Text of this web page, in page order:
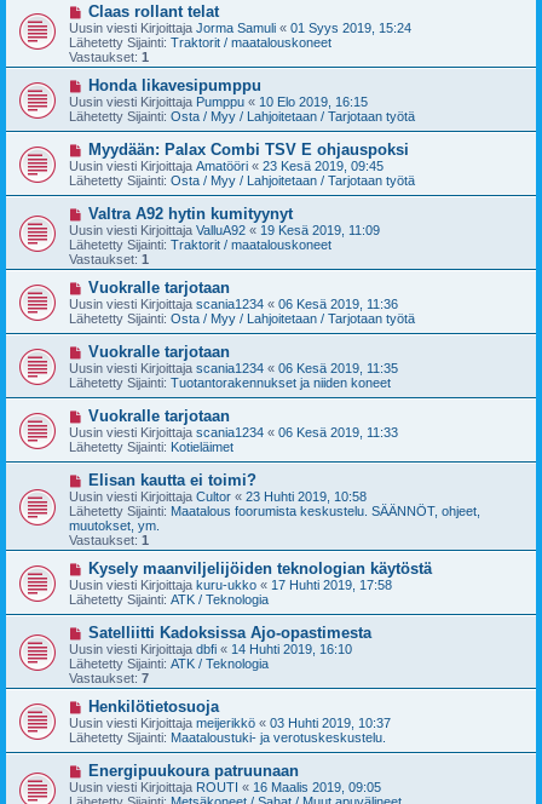
e
s
t
U
u
s
i
v
e
s
t
Claas rollant telat
Uusin viesti Kirjoittaja Jorma Samuli « 01 Syys 2019, 15:24
Lähetetty Sijainti: Traktorit / maatalouskoneet
Vastaukset: 1
U
u
s
i
v
e
s
t
Honda likavesipumppu
Uusin viesti Kirjoittaja Pumppu « 10 Elo 2019, 16:15
Lähetetty Sijainti: Osta / Myy / Lahjoitetaan / Tarjotaan työtä
U
u
s
i
v
e
s
t
Myydään: Palax Combi TSV E ohjauspoksi
Uusin viesti Kirjoittaja Amatööri « 23 Kesä 2019, 09:45
Lähetetty Sijainti: Osta / Myy / Lahjoitetaan / Tarjotaan työtä
U
u
s
i
v
s
t
Valtra A92 hytin kumityynyt
Uusin viesti Kirjoittaja ValluA92 « 19 Kesä 2019, 11:09
Lähetetty Sijainti: Traktorit / maatalouskoneet
Vastaukset: 1
U
u
s
i
v
e
s
t
Vuokralle tarjotaan
Uusin viesti Kirjoittaja scania1234 « 06 Kesä 2019, 11:36
Lähetetty Sijainti: Osta / Myy / Lahjoitetaan / Tarjotaan työtä
U
u
s
i
v
e
s
t
Vuokralle tarjotaan
Uusin viesti Kirjoittaja scania1234 « 06 Kesä 2019, 11:35
Lähetetty Sijainti: Tuotantorakennukset ja niiden koneet
U
u
s
i
v
e
s
t
i
Vuokralle tarjotaan
Uusin viesti Kirjoittaja scania1234 « 06 Kesä 2019, 11:33
Lähetetty Sijainti: Kotieläimet
U
u
s
i
v
i
e
s
t
i
Elisan kautta ei toimi?
Uusin viesti Kirjoittaja Cultor « 23 Huhti 2019, 10:58
Lähetetty Sijainti: Maatalous foorumista keskustelu. SÄÄNNÖT, ohjeet,
muutokset, ym.
Vastaukset: 1
U
u
s
i
v
e
s
t
Kysely maanviljelijöiden teknologian käytöstä
Uusin viesti Kirjoittaja kuru-ukko « 17 Huhti 2019, 17:58
Lähetetty Sijainti: ATK / Teknologia
U
u
s
i
v
e
s
t
Satelliitti Kadoksissa Ajo-opastimesta
Uusin viesti Kirjoittaja dbfi « 14 Huhti 2019, 16:10
Lähetetty Sijainti: ATK / Teknologia
Vastaukset: 7
U
u
s
i
v
e
Henkilötietosuoja
Uusin viesti Kirjoittaja meijerikkö « 03 Huhti 2019, 10:37
Lähetetty Sijainti: Maataloustuki- ja verotuskeskustelu.
U
u
s
Energipuukoura patruunaan
Uusin viesti Kirjoittaja ROUTI « 16 Maalis 2019, 09:05